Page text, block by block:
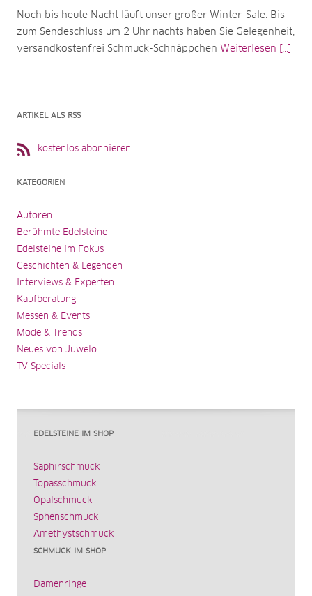
Noch bis heute Nacht läuft unser großer Winter-Sale. Bis
zum Sendeschluss um 2 Uhr nachts haben Sie Gelegenheit,
versandkostenfrei Schmuck-Schnäppchen Weiterlesen [...]
ARTIKEL ALS RSS
kostenlos abonnieren
KATEGORIEN
Autoren
Berühmte Edelsteine
Edelsteine im Fokus
Geschichten & Legenden
Interviews & Experten
Kaufberatung
Messen & Events
Mode & Trends
Neues von Juwelo
TV-Specials
EDELSTEINE IM SHOP
Saphirschmuck
Topasschmuck
Opalschmuck
Sphenschmuck
Amethystschmuck
SCHMUCK IM SHOP
Damenringe